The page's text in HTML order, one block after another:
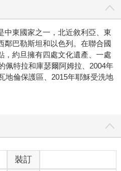
中東國家之一，北近敘利亞、東
鄰巴勒斯坦和以色列。在聯合國
，約旦擁有四處文化遺產、一處
佩特拉和庫瑟爾阿姆拉、2004年
地倫保護區、2015年耶穌受洗地
裝訂